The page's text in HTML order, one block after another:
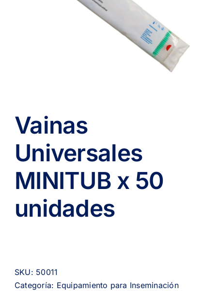
Vainas
Universales
MINITUB x 50
unidades
SKU: 50011
Categoría: Equipamiento para Inseminación